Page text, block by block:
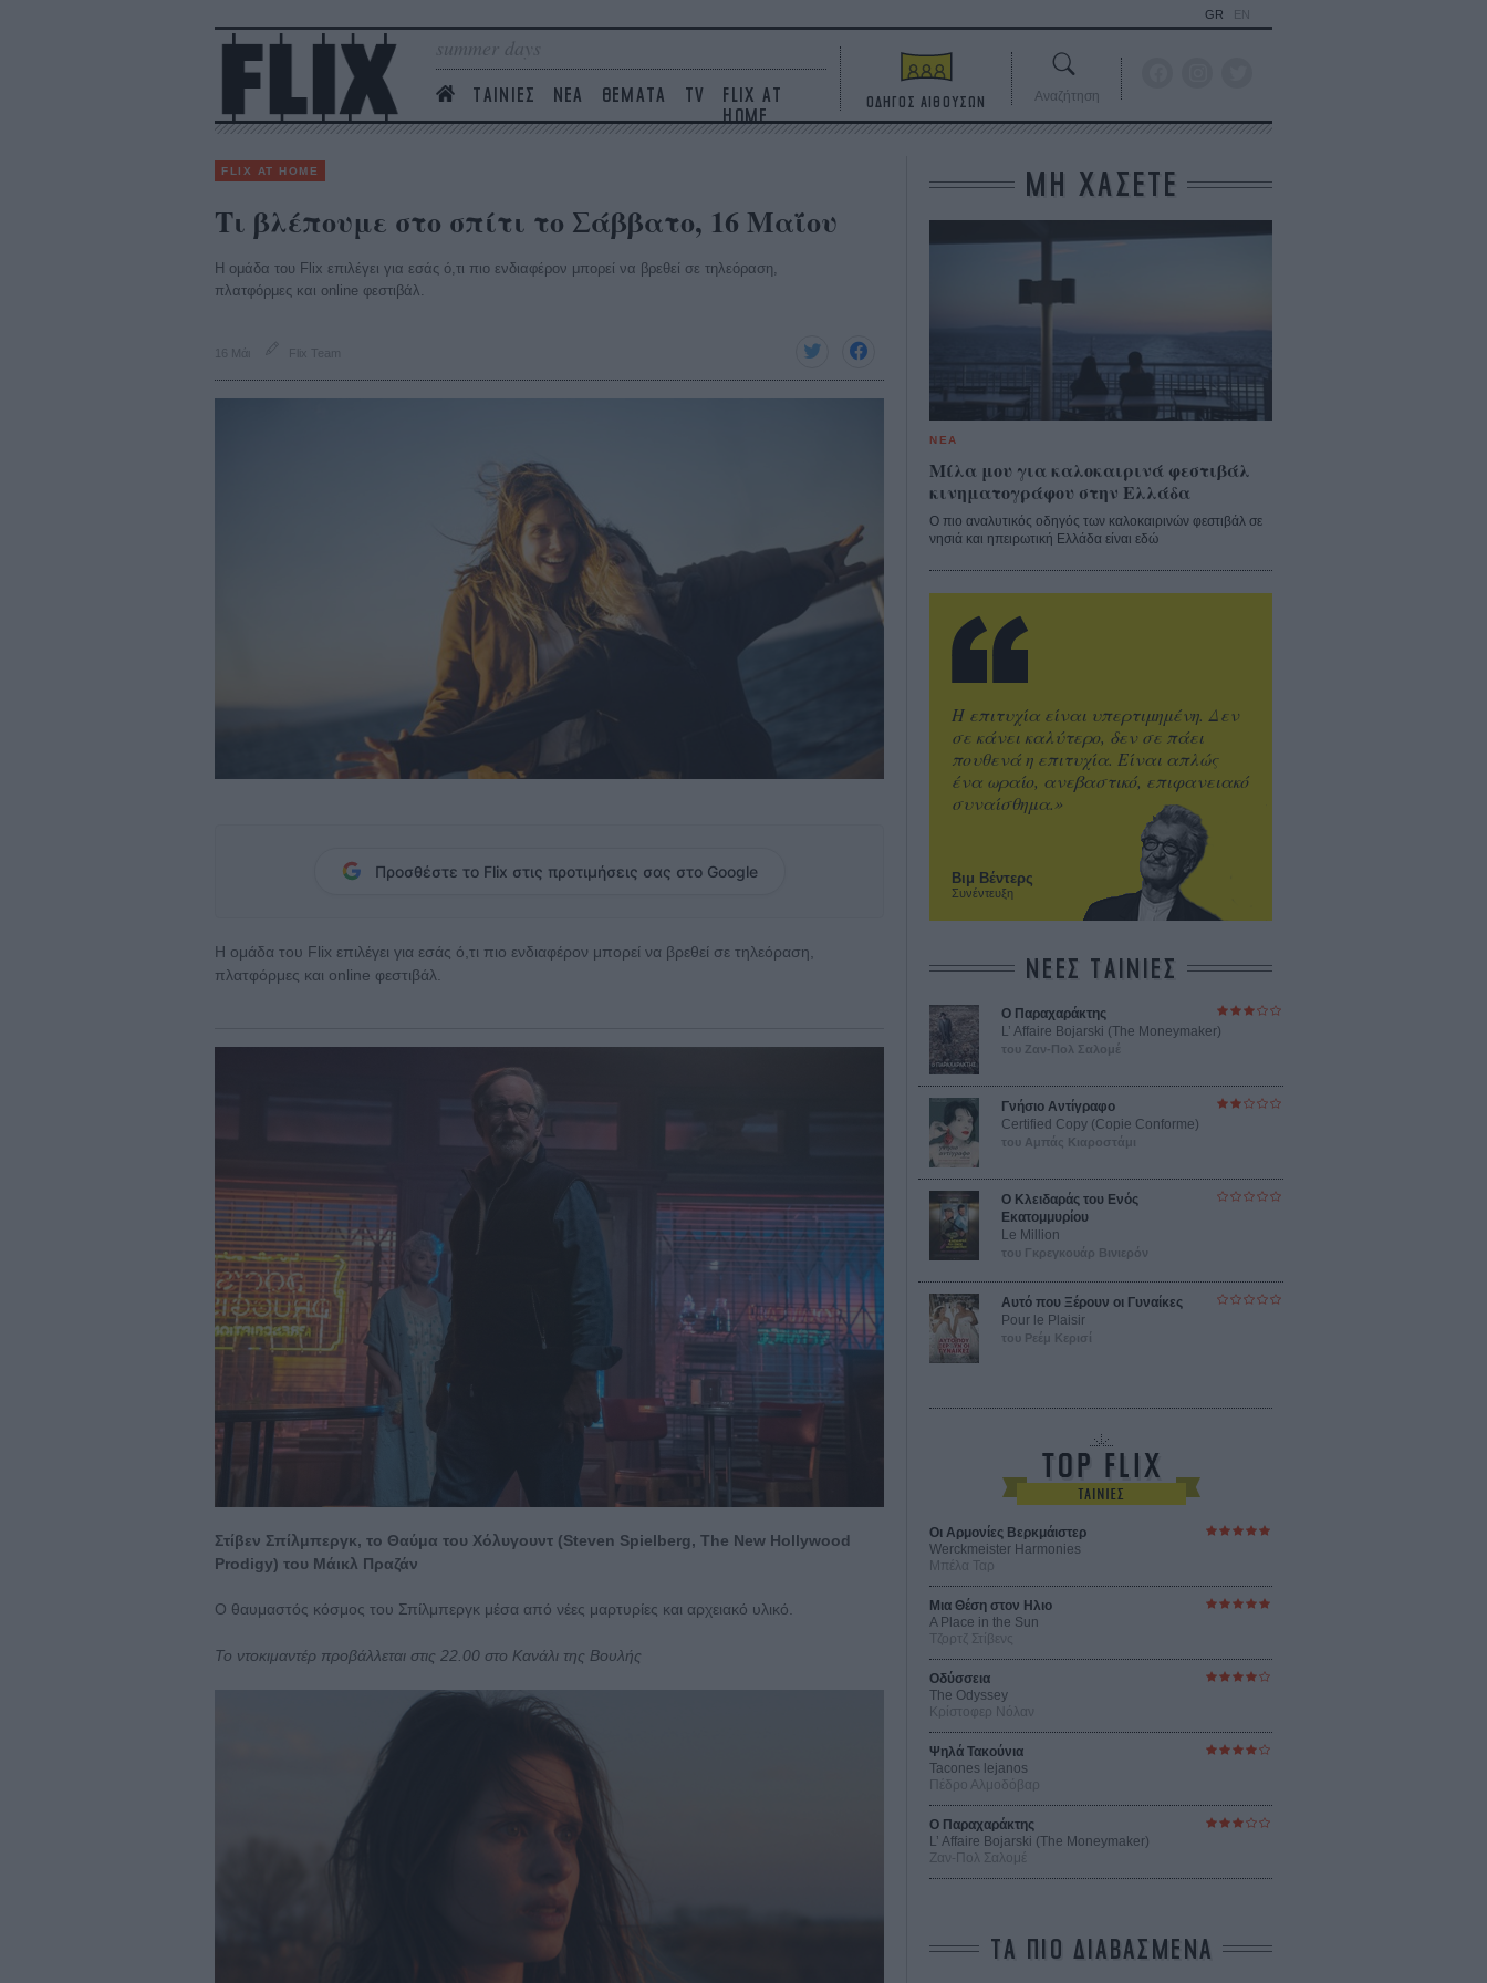
summer days
ΤΑΙΝΙΕΣ ΝΕΑ ΘΕΜΑΤΑ TV
FLIX AT
HOME
GR EN
ΟΔΗΓΟΣ ΑΙΘΟΥΣΩΝ Αναζήτηση
FLIX AT HOME
Τι βλέπουμε στο σπίτι το Σάββατο, 16 Μαΐου
Η ομάδα του Flix επιλέγει για εσάς ό,τι πιο ενδιαφέρον μπορεί να βρεθεί σε τηλεόραση,
πλατφόρμες και online φεστιβάλ.
16 Μάι Flix Team
Προσθέστε το Flix στις προτιμήσεις σας στο Google
Η ομάδα του Flix επιλέγει για εσάς ό,τι πιο ενδιαφέρον μπορεί να βρεθεί σε τηλεόραση,
πλατφόρμες και online φεστιβάλ.
Στίβεν Σπίλμπεργκ, το Θαύμα του Χόλυγουντ (Steven Spielberg, The New Hollywood
Prodigy) του Μάικλ Πραζάν
Ο θαυμαστός κόσμος του Σπίλμπεργκ μέσα από νέες μαρτυρίες και αρχειακό υλικό.
Το ντοκιμαντέρ προβάλλεται στις 22.00 στο Κανάλι της Βουλής
ΜΗ ΧΑΣΕΤΕ
ΝΕΑ
Μίλα μου για καλοκαιρινά φεστιβάλ
κινηματογράφου στην Ελλάδα
Ο πιο αναλυτικός οδηγός των καλοκαιρινών φεστιβάλ σε
νησιά και ηπειρωτική Ελλάδα είναι εδώ
Βιμ Βέντερς
Συνέντευξη
Η επιτυχία είναι υπερτιμημένη. Δεν
σε κάνει καλύτερο, δεν σε πάει
πουθενά η επιτυχία. Είναι απλώς
ένα ωραίο, ανεβαστικό, επιφανειακό
συναίσθημα.»
ΝΕΕΣ ΤΑΙΝΙΕΣ
Ο Παραχαράκτης
L’ Affaire Bojarski (The Moneymaker)
του Ζαν-Πολ Σαλομέ
Γνήσιο Αντίγραφο
Certified Copy (Copie Conforme)
του Αμπάς Κιαροστάμι
Ο Κλειδαράς του Ενός
Εκατομμυρίου
Le Million
του Γκρεγκουάρ Βινιερόν
Αυτό που Ξέρουν οι Γυναίκες
Pour le Plaisir
του Ρεέμ Κερισί
Οι Αρμονίες Βερκμάιστερ
Werckmeister Harmonies
Μπέλα Ταρ
Μια Θέση στον Ηλιο
A Place in the Sun
Τζορτζ Στίβενς
Οδύσσεια
The Odyssey
Κρίστοφερ Νόλαν
Ψηλά Τακούνια
Tacones lejanos
Πέδρο Αλμοδόβαρ
Ο Παραχαράκτης
L’ Affaire Bojarski (The Moneymaker)
Ζαν-Πολ Σαλομέ
ΤΑ ΠΙΟ ΔΙΑΒΑΣΜΕΝΑ